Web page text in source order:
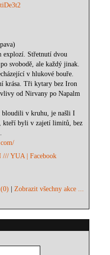
explozí. Střetnutí dvou
svobodě, ale každý jinak.
v hlukové bouře.
krása. Tři kytary bez Iron
od Nirvany po Napalm
bloudili v kruhu, je našli I
kteří byli v zajetí limitů, bez
YUA | Facebook
|Zobrazit všechny akce ...